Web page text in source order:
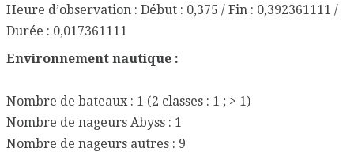
Heure d’observation : Début : 0,375 / Fin : 0,392361111 /
Durée : 0,017361111
Environnement nautique :
Nombre de bateaux : 1 (2 classes : 1 ; > 1)
Nombre de nageurs Abyss : 1
Nombre de nageurs autres : 9